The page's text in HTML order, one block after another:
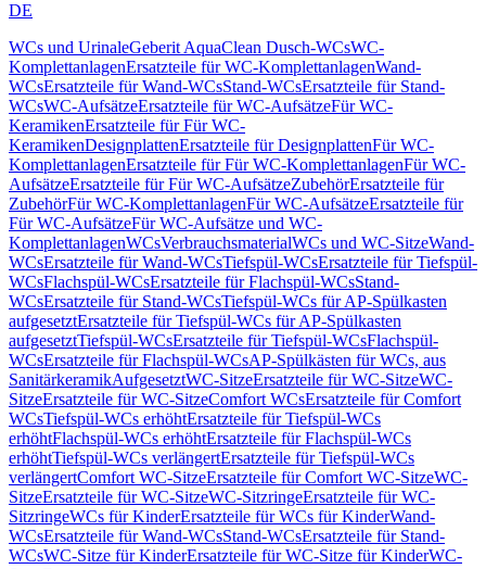
DE
WCs und UrinaleGeberit AquaClean Dusch-WCsWC-
KomplettanlagenErsatzteile für WC-KomplettanlagenWand-
WCsErsatzteile für Wand-WCsStand-WCsErsatzteile für Stand-
WCsWC-AufsätzeErsatzteile für WC-AufsätzeFür WC-
KeramikenErsatzteile für Für WC-
KeramikenDesignplattenErsatzteile für DesignplattenFür WC-
KomplettanlagenErsatzteile für Für WC-KomplettanlagenFür WC-
AufsätzeErsatzteile für Für WC-AufsätzeZubehörErsatzteile für
ZubehörFür WC-KomplettanlagenFür WC-AufsätzeErsatzteile für
Für WC-AufsätzeFür WC-Aufsätze und WC-
KomplettanlagenWCsVerbrauchsmaterialWCs und WC-SitzeWand-
WCsErsatzteile für Wand-WCsTiefspül-WCsErsatzteile für Tiefspül-
WCsFlachspül-WCsErsatzteile für Flachspül-WCsStand-
WCsErsatzteile für Stand-WCsTiefspül-WCs für AP-Spülkasten
aufgesetztErsatzteile für Tiefspül-WCs für AP-Spülkasten
aufgesetztTiefspül-WCsErsatzteile für Tiefspül-WCsFlachspül-
WCsErsatzteile für Flachspül-WCsAP-Spülkästen für WCs, aus
SanitärkeramikAufgesetztWC-SitzeErsatzteile für WC-SitzeWC-
SitzeErsatzteile für WC-SitzeComfort WCsErsatzteile für Comfort
WCsTiefspül-WCs erhöhtErsatzteile für Tiefspül-WCs
erhöhtFlachspül-WCs erhöhtErsatzteile für Flachspül-WCs
erhöhtTiefspül-WCs verlängertErsatzteile für Tiefspül-WCs
verlängertComfort WC-SitzeErsatzteile für Comfort WC-SitzeWC-
SitzeErsatzteile für WC-SitzeWC-SitzringeErsatzteile für WC-
SitzringeWCs für KinderErsatzteile für WCs für KinderWand-
WCsErsatzteile für Wand-WCsStand-WCsErsatzteile für Stand-
WCsWC-Sitze für KinderErsatzteile für WC-Sitze für KinderWC-